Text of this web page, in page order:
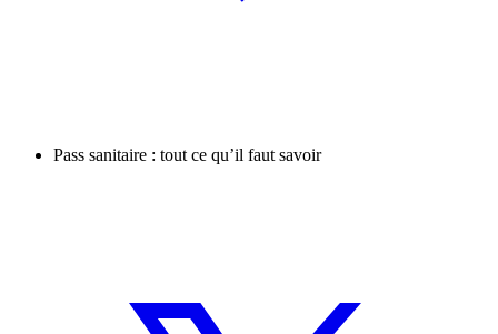
Pass sanitaire : tout ce qu’il faut savoir